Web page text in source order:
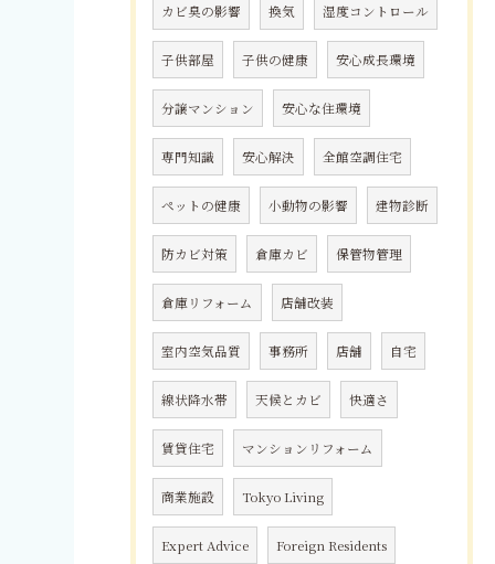
カビ臭の影響 換気 湿度コントロール
子供部屋 子供の健康 安心成長環境
分譲マンション 安心な住環境
専門知識 安心解決 全館空調住宅
ペットの健康 小動物の影響 建物診断
防カビ対策 倉庫カビ 保管物管理
倉庫リフォーム 店舗改装
室内空気品質 事務所 店舗 自宅
線状降水帯 天候とカビ 快適さ
賃貸住宅 マンションリフォーム
商業施設 Tokyo Living
Expert Advice Foreign Residents